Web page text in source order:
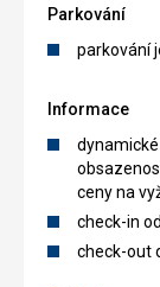
Parkování
parkování
Informace
ceny na
check-in
check-out